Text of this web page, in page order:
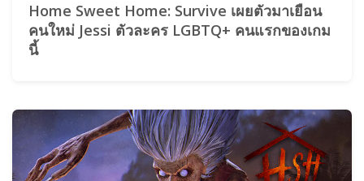
Home Sweet Home: Survive เผยตัวมาเยือน
คนใหม่ Jessi ตัวละคร LGBTQ+ คนแรกของเกม
นี้